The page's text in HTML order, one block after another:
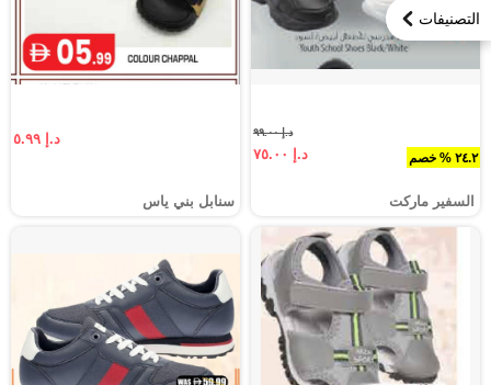
التصنيفات
٢٤.٢ % خصم
د.إ ٩٩.٠٠
د.إ ٧٥.٠٠
السفير ماركت
د.إ ٥.٩٩
سنابل بني ياس